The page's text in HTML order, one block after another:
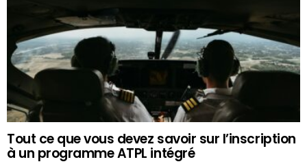
Tout ce que vous devez savoir sur l’inscription
à un programme ATPL intégré